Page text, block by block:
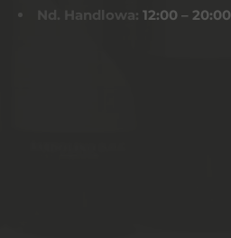
Nd. Handlowa: 12:00 – 20:00